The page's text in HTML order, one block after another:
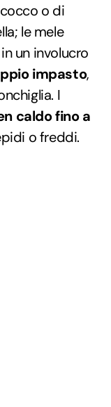
o di
le mele
un involucro
impasto,
I
caldo fino a
o freddi.